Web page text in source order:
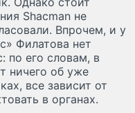
Shacman не
Впрочем, и у
Филатова нет
по его словам, в
ничего об уже
все зависит от
в органах.